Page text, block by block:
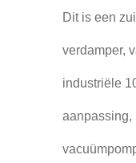
Dit is een
verdamper,
industriële
aanpassing,